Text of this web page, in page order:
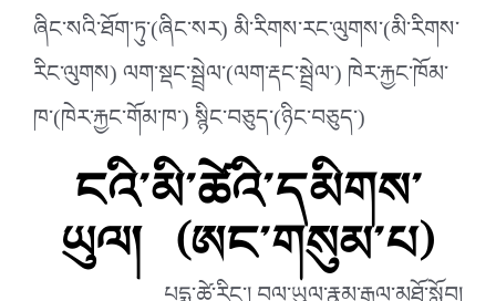
ཞིང་སའི་ཐོག་ཏུ་(ཞིང་སར) མི་རིགས་རང་ལུགས་(མི་རིགས་
རིང་ལུགས) ལག་སྡང་སྦྲེལ་(ལག་རྡང་སྦྲེལ་) ཁེར་རྐྱང་ཁོམ་
ཁ་(ཁེར་རྐྱང་གོམ་ཁ་) སྙིང་བཅུད་(ཉིང་བཅུད་)
ངའི་མི་ཚེའི་དམིགས་
ཡུལ། (ཨང་གསུམ་པ)